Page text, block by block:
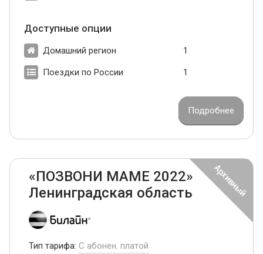
Доступные опции
Домашний регион 1
Поездки по России 1
Подробнее
«ПОЗВОНИ МАМЕ 2022»
Ленинградская область
Тип тарифа: С абонен. платой